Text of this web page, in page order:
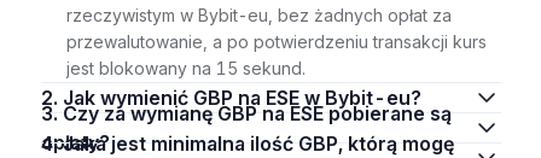
rzeczywistym w Bybit-eu, bez żadnych opłat za
przewalutowanie, a po potwierdzeniu transakcji kurs
jest blokowany na 15 sekund.
2. Jak wymienić GBP na ESE w Bybit-eu?
3. Czy za wymianę GBP na ESE pobierane są
opłaty?
4. Jaka jest minimalna ilość GBP, którą mogę